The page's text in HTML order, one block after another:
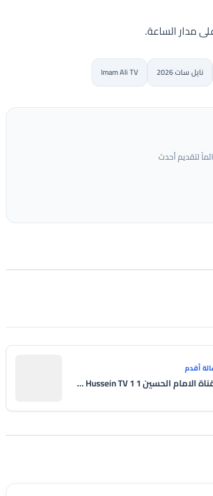
مدار الساعة.
نايل سات 2026 Imam Ali TV
لتقديم أحدث
أقدم
تردد قناة الامام الحسين 1 Imam Hussein TV 1 الجديد على النايل سات 2026